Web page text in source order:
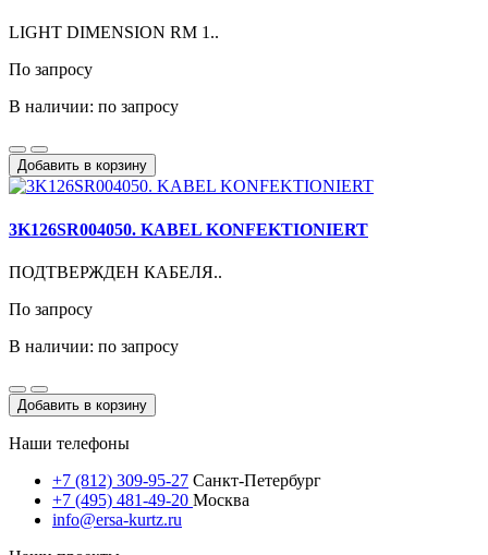
LIGHT DIMENSION RM 1..
По запросу
В наличии: по запросу
Добавить в корзину
3K126SR004050. KABEL KONFEKTIONIERT
ПОДТВЕРЖДЕН КАБЕЛЯ..
По запросу
В наличии: по запросу
Добавить в корзину
Наши телефоны
+7 (812) 309-95-27 Санкт-Петербург
+7 (495) 481-49-20 Москва
info@ersa-kurtz.ru